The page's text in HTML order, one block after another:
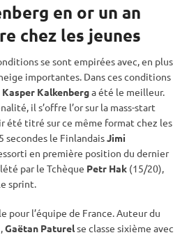
en or un an
chez les jeunes
se sont empirées avec, en plus
importantes. Dans ces conditions
Kasper Kalkenberga été le meilleur.
, il s’offre l’or sur la mass-start
été titré sur ce même format chez les
secondes le FinlandaisJimi
en première position du dernier
par le Tchèque Petr Hak (15/20),
sprint.
pour l’équipe de France. Auteur du
Gaëtan Paturelse classe sixième avec